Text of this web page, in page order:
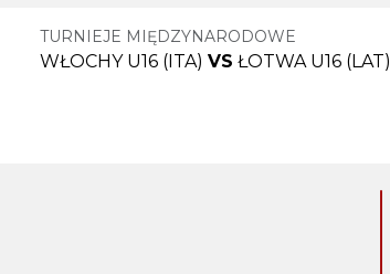
TURNIEJE MIĘDZYNARODOWE
WŁOCHY U16 (ITA) VS ŁOTWA U16 (LAT)